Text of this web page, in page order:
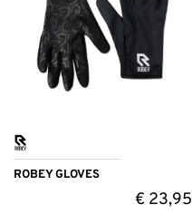
ROBEY GLOVES
€23,95